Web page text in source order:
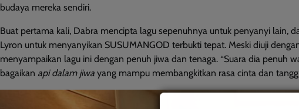
budaya mereka sendiri.
Buat pertama kali, Dabra mencipta lagu sepenuhnya untuk penyanyi lain,
Lyron untuk menyanyikan SUSUMANGOD terbukti tepat. Meski diuji
menyampaikan lagu ini dengan penuh jiwa dan tenaga. “Suara dia penuh
bagaikan api dalam jiwa yang mampu membangkitkan rasa cinta dan